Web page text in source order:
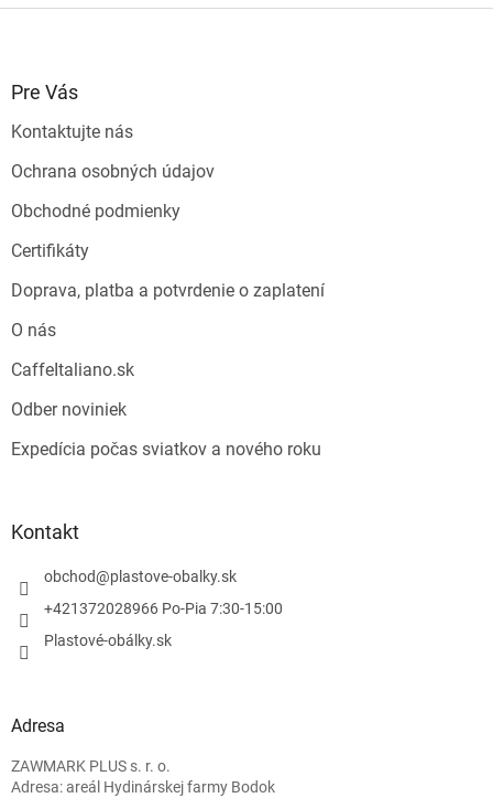
Pre Vás
Kontaktujte nás
Ochrana osobných údajov
Obchodné podmienky
Certifikáty
Doprava, platba a potvrdenie o zaplatení
O nás
CaffeItaliano.sk
Odber noviniek
Expedícia počas sviatkov a nového roku
Kontakt
obchod@plastove-obalky.sk
+421372028966 Po-Pia 7:30-15:00
Plastové-obálky.sk
Adresa
ZAWMARK PLUS s. r. o.
Adresa: areál Hydinárskej farmy Bodok